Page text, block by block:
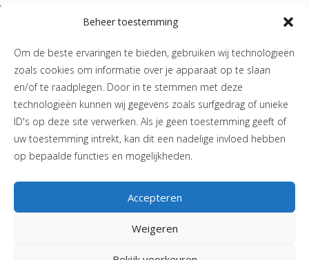
Beheer toestemming
Om de beste ervaringen te bieden, gebruiken wij technologieën
zoals cookies om informatie over je apparaat op te slaan
en/of te raadplegen. Door in te stemmen met deze
technologieën kunnen wij gegevens zoals surfgedrag of unieke
ID's op deze site verwerken. Als je geen toestemming geeft of
uw toestemming intrekt, kan dit een nadelige invloed hebben
op bepaalde functies en mogelijkheden.
Accepteren
Weigeren
Voor adverteerders geeft het de mogelijkheid om zeer gericht de
beoogde doelgroep te bereiken met een beperkt budget.
DRUKWERK
Daarnaast kunt u bij HRmedia ook terecht voor Folders, Flyers,
Posters en overig drukwerk.
HRmedia staat voor betrokkenheid, persoonlijk advies,
samenwerking en service